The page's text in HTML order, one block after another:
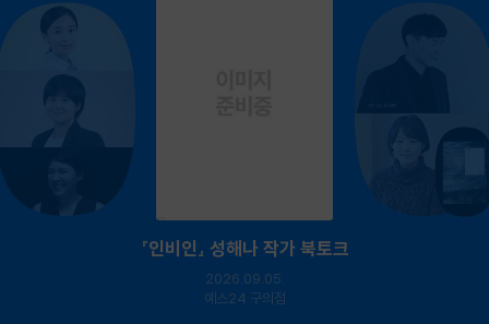
『인비인』 성해나 작가 북토크
2026.09.05.
예스24 구의점